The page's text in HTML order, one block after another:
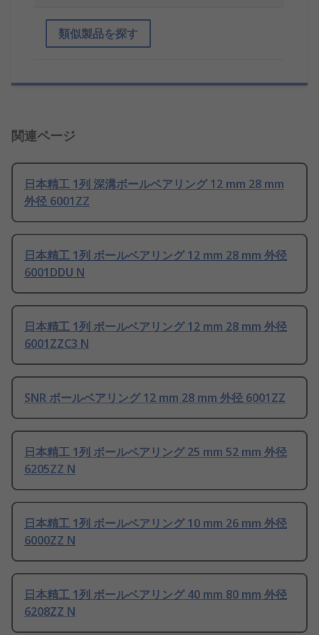
類似製品を探す
関連ページ
日本精工 1列 深溝ボールベアリング 12 mm 28 mm
外径 6001ZZ
日本精工 1列 ボールベアリング 12 mm 28 mm 外径
6001DDU N
日本精工 1列 ボールベアリング 12 mm 28 mm 外径
6001ZZC3 N
SNR ボールベアリング 12 mm 28 mm 外径 6001ZZ
日本精工 1列 ボールベアリング 25 mm 52 mm 外径
6205ZZ N
日本精工 1列 ボールベアリング 10 mm 26 mm 外径
6000ZZ N
日本精工 1列 ボールベアリング 40 mm 80 mm 外径
6208ZZ N